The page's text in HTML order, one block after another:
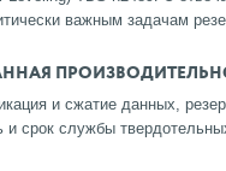
важным задачам
и сжатие данных,
и срок службы